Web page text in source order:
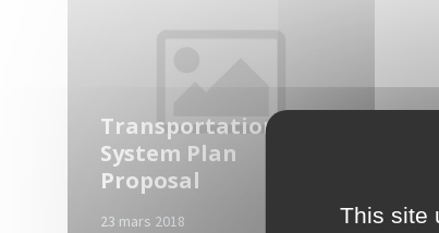
Transportation
System Plan
Proposal
23 mars 2018
This site